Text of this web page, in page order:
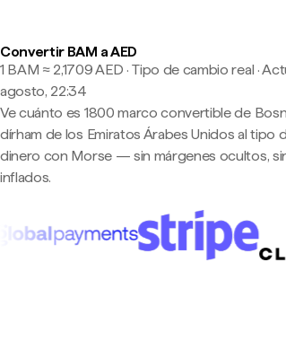
Convertir BAM a AED
1 BAM ≈ 2,1709 AED · Tipo de cambio real ·
agosto, 22:34
Ve cuánto es 1800 marco convertible de
dírham de los Emiratos Árabes Unidos al tipo
dinero con Morse — sin márgenes ocultos,
inflados.